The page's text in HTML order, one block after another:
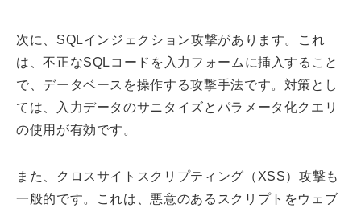
次に、SQLインジェクション攻撃があります。これ
は、不正なSQLコードを入力フォームに挿入すること
で、データベースを操作する攻撃手法です。対策とし
ては、入力データのサニタイズとパラメータ化クエリ
の使用が有効です。
また、クロスサイトスクリプティング（XSS）攻撃も
一般的です。これは、悪意のあるスクリプトをウェブ